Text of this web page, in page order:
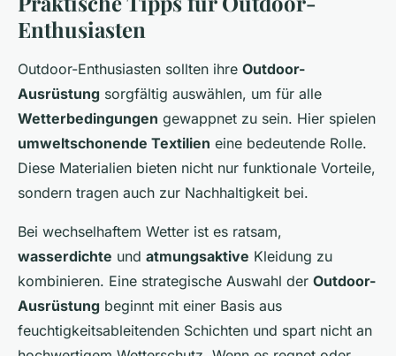
Enthusiasten
Outdoor-Enthusiasten sollten ihre Outdoor-
Ausrüstung sorgfältig auswählen, um für alle
Wetterbedingungen gewappnet zu sein. Hier spielen
umweltschonende Textilien eine bedeutende Rolle.
Diese Materialien bieten nicht nur funktionale Vorteile,
sondern tragen auch zur Nachhaltigkeit bei.
Bei wechselhaftem Wetter ist es ratsam,
wasserdichte und atmungsaktive Kleidung zu
kombinieren. Eine strategische Auswahl der Outdoor-
Ausrüstung beginnt mit einer Basis aus
feuchtigkeitsableitenden Schichten und spart nicht an